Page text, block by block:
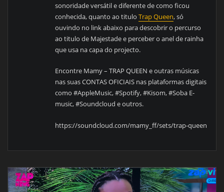
sonoridade versátil e diferente de como ficou
conhecida, quanto ao tituloTrap Queen, só
ouvindo no link abaixo para descobrir o percurso
ao titulo de Majestade e perceber o anel de rainha
que usa na capa do projecto.
Encontre Mamy – TRAP QUEEN e outras músicas
nas suas CONTAS OFICIAIS nas plataformas digitais
como #AppleMusic, #Spotify, #Kisom, #Soba E-
music, #Soundcloud e outros.
https://soundcloud.com/mamy_ff/sets/trap-queen